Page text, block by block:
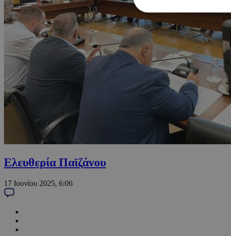
Ελευθερία Παϊζάνου
17 Ιουνίου 2025, 6:06